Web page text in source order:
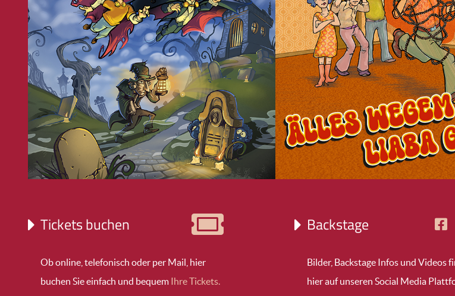
Tickets buchen
Ob online, telefonisch oder per Mail, hier
buchen Sie einfach und bequem Ihre Tickets.
Backstage
Bilder, Backstage Infos und Videos
hier auf unseren Social Media